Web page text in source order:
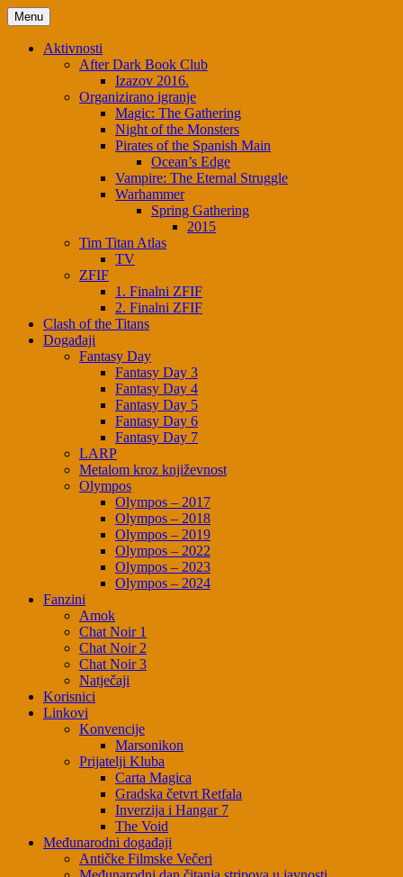
Skip
to
content
Menu
Aktivnosti
After Dark Book Club
Izazov 2016.
Organizirano igranje
Magic: The Gathering
Night of the Monsters
Pirates of the Spanish Main
Ocean’s Edge
Vampire: The Eternal Struggle
Warhammer
Spring Gathering
2015
Tim Titan Atlas
TV
ZFIF
1. Finalni ZFIF
2. Finalni ZFIF
Clash of the Titans
Događaji
Fantasy Day
Fantasy Day 3
Fantasy Day 4
Fantasy Day 5
Fantasy Day 6
Fantasy Day 7
LARP
Metalom kroz književnost
Olympos
Olympos – 2017
Olympos – 2018
Olympos – 2019
Olympos – 2022
Olympos – 2023
Olympos – 2024
Fanzini
Amok
Chat Noir 1
Chat Noir 2
Chat Noir 3
Natječaji
Korisnici
Linkovi
Konvencije
Marsonikon
Prijatelji Kluba
Carta Magica
Gradska četvrt Retfala
Inverzija i Hangar 7
The Void
Međunarodni događaji
Antičke Filmske Večeri